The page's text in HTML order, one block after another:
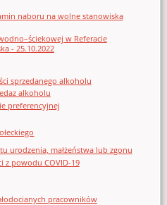
naboru na wolne stanowiska
w Referacie
- 25.10.2022
sprzedanego alkoholu
alkoholu
preferencyjnej
urodzenia, małżeństwa lub zgonu
z powodu COVID-19
pracowników